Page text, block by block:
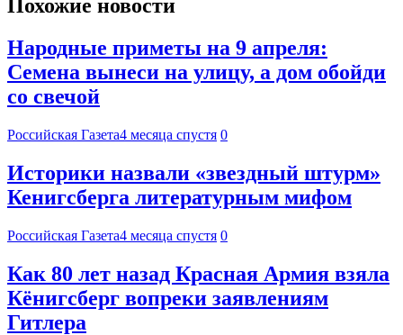
Похожие новости
Народные приметы на 9 апреля:
Семена вынеси на улицу, а дом обойди
со свечой
Российская Газета4 месяца спустя 0
Историки назвали «звездный штурм»
Кенигсберга литературным мифом
Российская Газета4 месяца спустя 0
Как 80 лет назад Красная Армия взяла
Кёнигсберг вопреки заявлениям
Гитлера